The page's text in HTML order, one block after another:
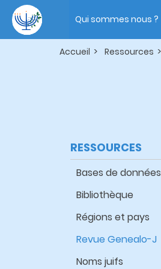
contenu
principal
navigation
Qui sommes nous ?
Accueil Ressources
RESSOURCES
Bases de données
Bibliothèque
Régions et pays
Revue Genealo-J
Noms juifs